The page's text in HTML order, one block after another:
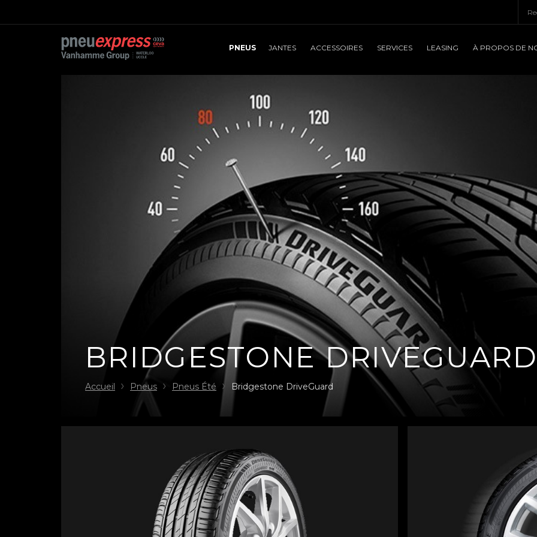
JANTES
ACCESSOIRES SERVICES LEASING À PROPOS DE
BRIDGESTONE
Accueil Pneus Pneus Été Bridgestone DriveGuard